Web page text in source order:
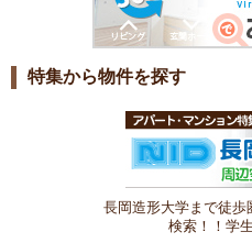
特集から物件を探す
長岡造形大学まで徒
検索！！学